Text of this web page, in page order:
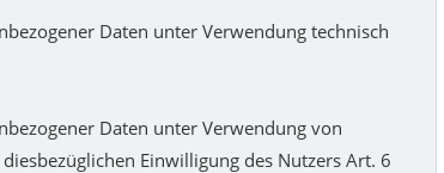
Daten unter Verwendung technisch
Daten unter Verwendung von
Einwilligung des Nutzers Art. 6